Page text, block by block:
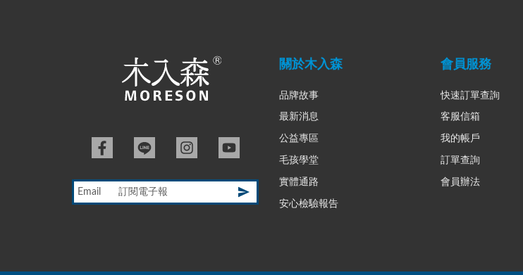
關於木入森
品牌故事
最新消息
公益專區
毛孩學堂
實體通路
安心檢驗報告
會員服務
快速訂單查詢
客服信箱
我的帳戶
訂單查詢
會員辦法
Email